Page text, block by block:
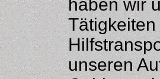
haben wir
unseren